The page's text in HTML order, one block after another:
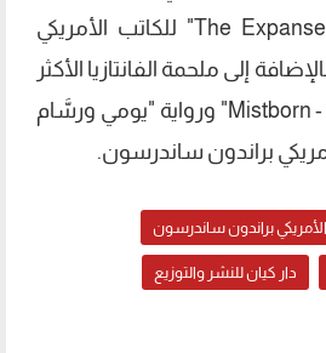
سلسلة "المُتسّع - The Expanse" للكاتب الأمريكي
إلى ملحمة الفانتازيا الأكثر
مبيعًا "وليدو الضباب - Mistborn" ورواية "يومي ورسَّام
براندون ساندرسون.
الأمريكي براندون ساندرسون
دار كيان للنشر والتوزيع